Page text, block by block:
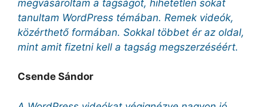
megvásároltam a tagságot, hihetetlen sokat
tanultam WordPress témában. Remek videók,
közérthető formában. Sokkal többet ér az oldal,
mint amit fizetni kell a tagság megszerzéséért.
Csende Sándor